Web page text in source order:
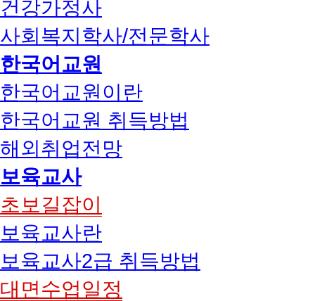
건강가정사
사회복지학사/전문학사
한국어교원
한국어교원이란
한국어교원 취득방법
해외취업전망
보육교사
초보길잡이
보육교사란
보육교사2급 취득방법
대면수업일정